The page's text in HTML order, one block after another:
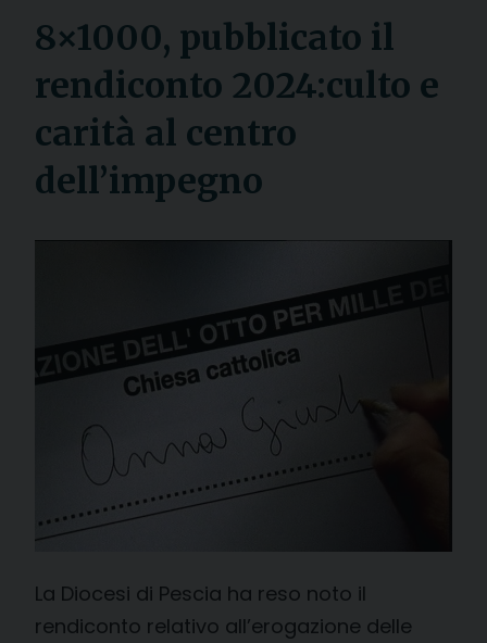
8×1000, pubblicato il
rendiconto 2024:culto e
carità al centro
dell’impegno
La Diocesi di Pescia ha reso noto il
rendiconto relativo all’erogazione delle